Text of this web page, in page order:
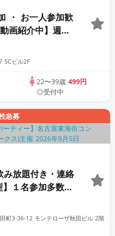
・ お一人参加歓
画紹介中】週末
SCビル2F
22〜39歳 499円
◎受付中
急募
放題付き・連絡
１名参加多数・
町3-36-12 モンテローザ秋田ビル 2階